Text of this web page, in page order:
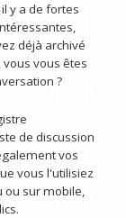
y a de fortes
déjà archivé
vous êtes
?
de discussion
vos
vous l'utilisiez
ou sur mobile,